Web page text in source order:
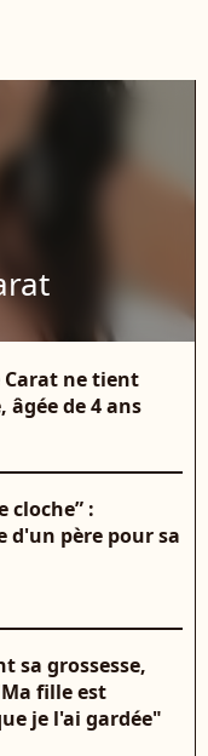
ne tient
âgée de 4 ans
cloche” :
d'un père pour sa
sa grossesse,
fille est
je l'ai gardée"